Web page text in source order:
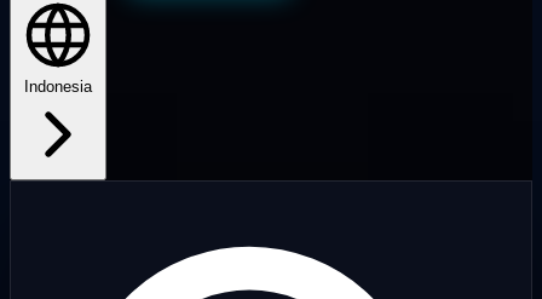
Indonesia